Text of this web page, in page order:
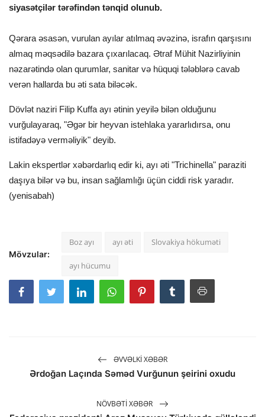
siyasətçilər tərəfindən tənqid olunub.
Qərara əsasən, vurulan ayılar atılmaq əvəzinə, israfın qarşısını
almaq məqsədilə bazara çıxarılacaq. Ətraf Mühit Nazirliyinin
nəzarətində olan qurumlar, sanitar və hüquqi tələblərə cavab
verən hallarda bu əti sata biləcək.
Dövlət naziri Filip Kuffa ayı ətinin yeyilə bilən olduğunu
vurğulayaraq, "Əgər bir heyvan istehlaka yararlıdırsa, onu
istifadəyə verməliyik" deyib.
Lakin ekspertlər xəbərdarlıq edir ki, ayı əti "Trichinella" paraziti
daşıya bilər və bu, insan sağlamlığı üçün ciddi risk yaradır.
(yenisabah)
Mövzular:
Boz ayı ayı əti Slovakiya hökuməti
ayı hücumu
ƏVVƏLKI XƏBƏR
Ərdoğan Laçında Səməd Vurğunun şeirini oxudu
NÖVBƏTI XƏBƏR